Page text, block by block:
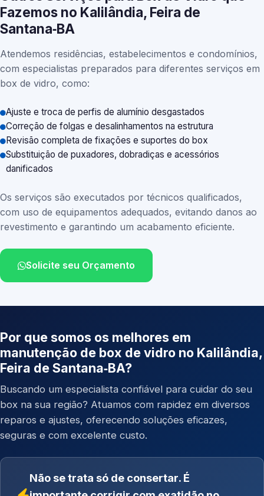
Fazemos no Kalilândia, Feira de
Santana‑BA
Atendemos residências, estabelecimentos e condomínios,
com especialistas preparados para diferentes serviços em
box de vidro, como:
Ajuste e troca de perfis de alumínio desgastados
Correção de folgas e desalinhamentos na estrutura
Revisão completa de fixações e suportes do box
Substituição de puxadores, dobradiças e acessórios
danificados
Os serviços são executados por técnicos qualificados,
com uso de equipamentos adequados, evitando danos ao
revestimento e garantindo um acabamento eficiente.
Solicite seu Orçamento
Por que somos os melhores em
manutenção de box de vidro no Kalilândia,
Feira de Santana‑BA?
Buscando um especialista confiável para cuidar do seu
box na sua região? Atuamos com rapidez em diversos
reparos e ajustes, oferecendo soluções eficazes,
seguras e com excelente custo.
Não se trata só de consertar. É